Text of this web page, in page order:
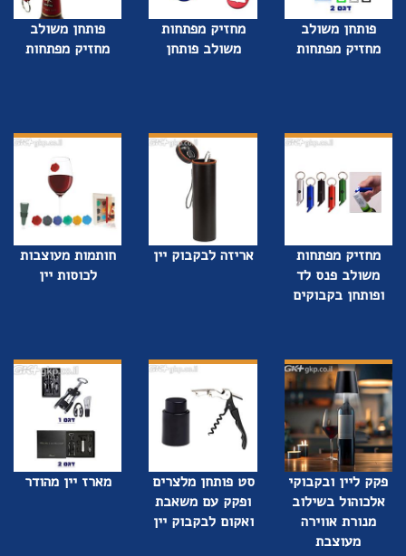
פותחן משולב
מחזיק מפתחות
מחזיק מפתחות
משולב פותחן
פותחן משולב
מחזיק מפתחות
מחזיק מפתחות
משולב פנס לד
ופותחן בקבוקים
אריזה לבקבוק יין
חותמות מעוצבות
לכוסות יין
פקק ליין ובקבוקי
אלכוהול בשילוב
מנורת אווירה
מעוצבת
סט פותחן מלצרים
ופקק עם משאבת
ואקום לבקבוק יין
מארז יין מהודר